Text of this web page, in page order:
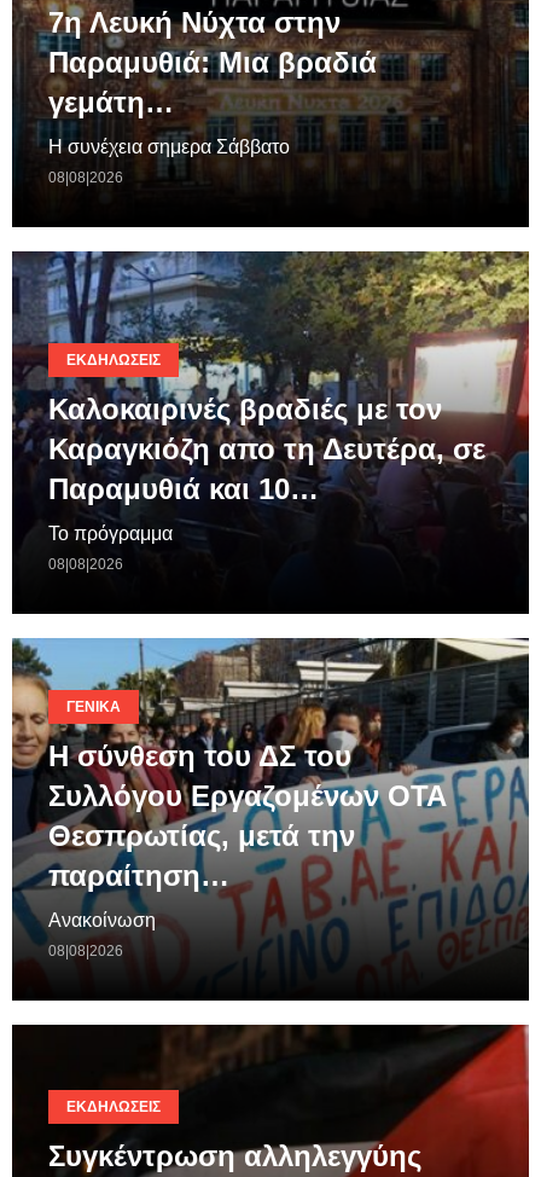
7η Λευκή Νύχτα στην
Παραμυθιά: Μια βραδιά
γεμάτη…
Η συνέχεια σημερα Σάββατο
08|08|2026
ΕΚΔΗΛΏΣΕΙΣ
Καλοκαιρινές βραδιές με τον
Καραγκιόζη απο τη Δευτέρα, σε
Παραμυθιά και 10…
Το πρόγραμμα
08|08|2026
ΓΕΝΙΚΆ
Η σύνθεση του ΔΣ του
Συλλόγου Εργαζομένων ΟΤΑ
Θεσπρωτίας, μετά την
παραίτηση…
Ανακοίνωση
08|08|2026
ΕΚΔΗΛΏΣΕΙΣ
Συγκέντρωση αλληλεγγύης